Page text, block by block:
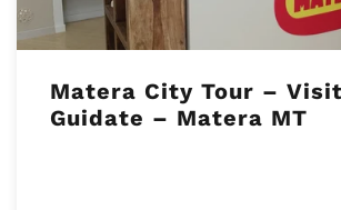
Matera City Tour –
Guidate – Matera MT